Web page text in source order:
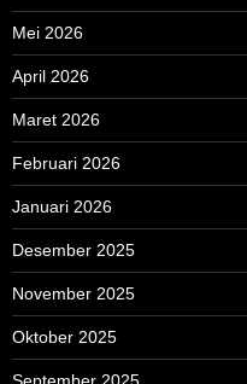
Mei 2026
April 2026
Maret 2026
Februari 2026
Januari 2026
Desember 2025
November 2025
Oktober 2025